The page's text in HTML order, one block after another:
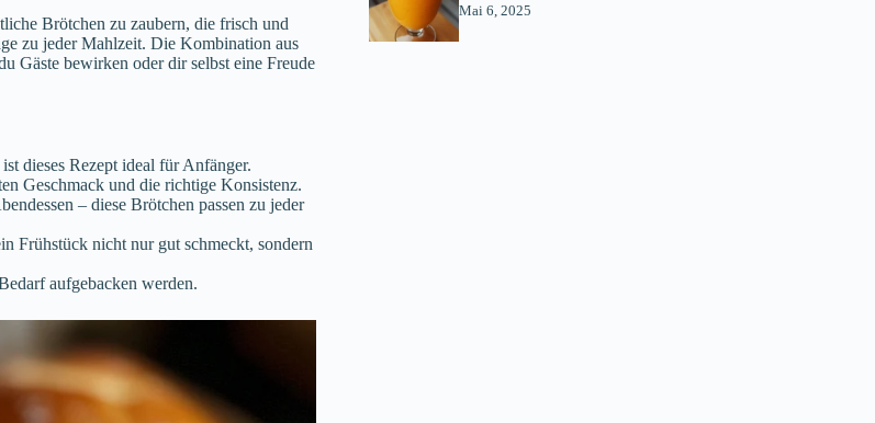
Brötchen zu zaubern, die frisch und
zu jeder Mahlzeit. Die Kombination aus
Gäste bewirken oder dir selbst eine Freude
dieses Rezept ideal für Anfänger.
Geschmack und die richtige Konsistenz.
– diese Brötchen passen zu jeder
Frühstück nicht nur gut schmeckt, sondern
aufgebacken werden.
Mai 6, 2025